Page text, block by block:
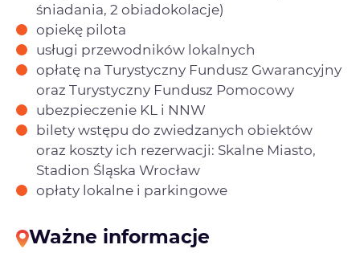
śniadania, 2 obiadokolacje)
opiekę pilota
usługi przewodników lokalnych
opłatę na Turystyczny Fundusz Gwarancyjny
oraz Turystyczny Fundusz Pomocowy
ubezpieczenie KL i NNW
bilety wstępu do zwiedzanych obiektów
oraz koszty ich rezerwacji: Skalne Miasto,
Stadion Śląska Wrocław
opłaty lokalne i parkingowe
Ważne informacje